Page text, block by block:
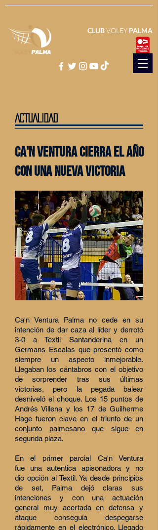
CLUBVOLEY PALMA
ACTUALIDAD
Ca'n VENTURA cierra el año
con una nueva victoria
Ca'n Ventura Palma no cede en su
intención de dar caza al líder y derrotó
3-0 a Textil Santanderina en un
Germans Escalas que presentó como
siempre un aspecto inmejorable.
Llegaban los cántabros con el objetivo
de sorprender tras sus últimas
victorias, pero la pegada balear
desniveló el choque. Los 15 puntos de
Andrés Villena y los 17 de Guilherme
Hage fueron clave en el triunfo de un
conjunto palmesano que sigue en
segunda plaza.
En el primer parcial Ca'n Ventura
fue una autentica apisonadora y no
dio opción al Textil. Ya desde principios
de set, Palma dejó claras sus
intenciones y con una actuación
general muy acertada en defensa y
ataque conseguía despegarse
rápidamente en el electrónico. Llegado